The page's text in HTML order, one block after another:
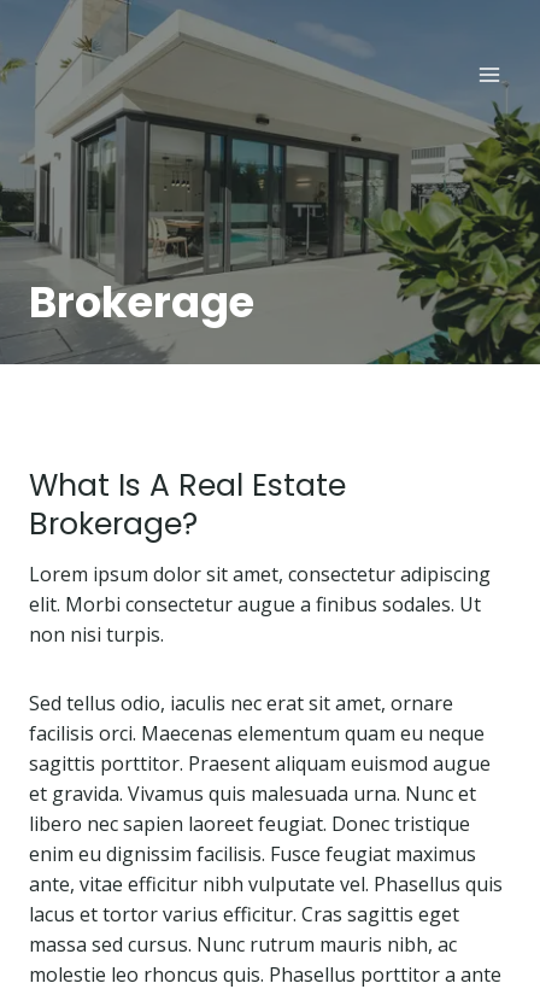
contenu
Brokerage
What Is A Real Estate
Brokerage?
Lorem ipsum dolor sit amet, consectetur adipiscing
elit. Morbi consectetur augue a finibus sodales. Ut
non nisi turpis.
Sed tellus odio, iaculis nec erat sit amet, ornare
facilisis orci. Maecenas elementum quam eu neque
sagittis porttitor. Praesent aliquam euismod augue
et gravida. Vivamus quis malesuada urna. Nunc et
libero nec sapien laoreet feugiat. Donec tristique
enim eu dignissim facilisis. Fusce feugiat maximus
ante, vitae efficitur nibh vulputate vel. Phasellus quis
lacus et tortor varius efficitur. Cras sagittis eget
massa sed cursus. Nunc rutrum mauris nibh, ac
molestie leo rhoncus quis. Phasellus porttitor a ante